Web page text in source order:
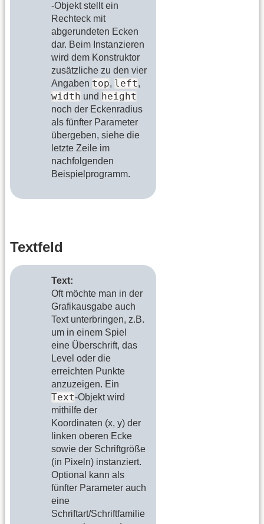
-Objekt stellt ein
Rechteck mit
abgerundeten Ecken
dar. Beim Instanzieren
wird dem Konstruktor
zusätzliche zu den vier
Angaben top, left,
width und height
noch der Eckenradius
als fünfter Parameter
übergeben, siehe die
letzte Zeile im
nachfolgenden
Beispielprogramm.
Textfeld
Text:
Oft möchte man in der
Grafikausgabe auch
Text unterbringen, z.B.
um in einem Spiel
eine Überschrift, das
Level oder die
erreichten Punkte
anzuzeigen. Ein
Text-Objekt wird
mithilfe der
Koordinaten (x, y) der
linken oberen Ecke
sowie der Schriftgröße
(in Pixeln) instanziert.
Optional kann als
fünfter Parameter auch
eine
Schriftart/Schriftfamilie